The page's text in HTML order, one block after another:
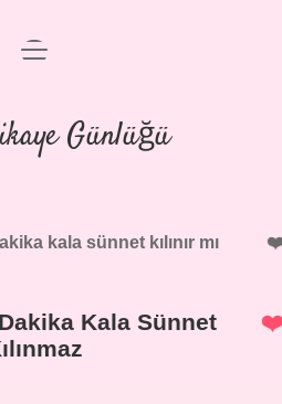
Anasayfa
Politikası
menüyü
Günlüğü
kala sünnet kılınır mı
Kala Sünnet